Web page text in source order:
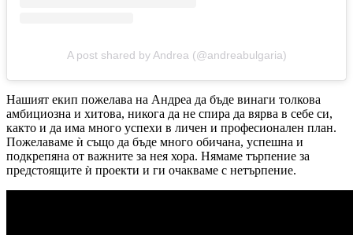
A post shared by Andrea (@andreabulgaria)
Нашият екип пожелава на Андреа да бъде винаги толкова
амбициозна и хитова, никога да не спира да вярва в себе си,
както и да има много успехи в личен и професионален план.
Пожелаваме ѝ също да бъде много обичана, успешна и
подкрепяна от важните за нея хора. Нямаме търпение за
предстоящите ѝ проекти и ги очакваме с нетърпение.